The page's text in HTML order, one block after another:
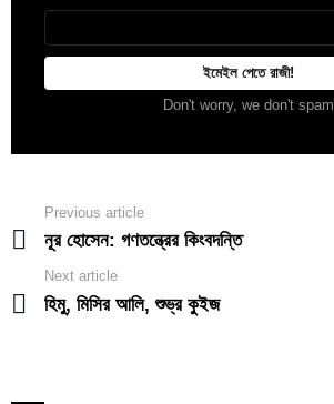
আপনার
Don't worry, we don't spam
more
Previous article
নূর হোসেন: গণতন্ত্রের কিংবদন্তি
Next article
হিমু, মিসির আলি, শুভ্র কুইজ